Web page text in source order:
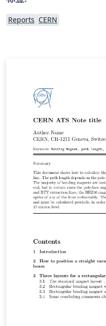
Reports CERN